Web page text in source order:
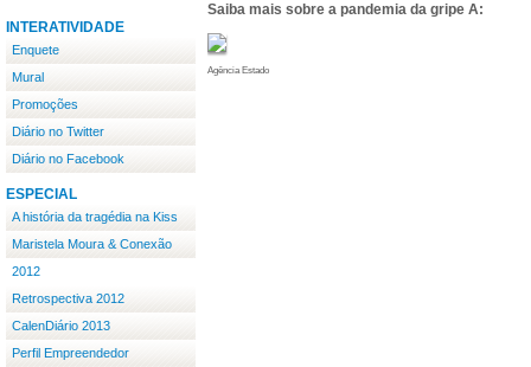
INTERATIVIDADE
Enquete
Mural
Promoções
Diário no Twitter
Diário no Facebook
ESPECIAL
A história da tragédia na Kiss
Maristela Moura & Conexão
2012
Retrospectiva 2012
CalenDiário 2013
Perfil Empreendedor
Saiba mais sobre a pandemia da gripe A:
Agência Estado